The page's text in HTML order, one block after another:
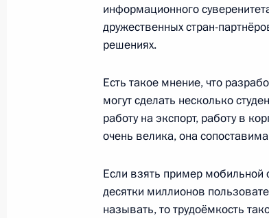
24 сентября 2014 года, среда
Рабочая встреча с
Николаем Никифоровым
24 сентября 2014 года, 13:35
Рабочая встреча с
Светланой Орловой
информационного
дружественных стран-
решениях.
Есть такое мнение, что
могут сделать несколько
работу на экспорт, работу в
очень велика, она
Если взять пример мобильной
десятки миллионов
называть, то трудоёмкость